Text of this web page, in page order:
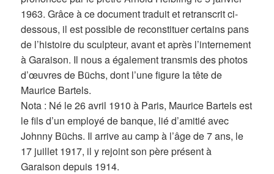
1963. Grâce à ce document traduit et retranscrit ci-
dessous, il est possible de reconstituer certains pans
de l’histoire du sculpteur, avant et après l’internement
à Garaison. Il nous a également transmis des photos
d’œuvres de Büchs, dont l’une figure la tête de
Maurice Bartels.
Nota : Né le 26 avril 1910 à Paris, Maurice Bartels est
le fils d’un employé de banque, lié d’amitié avec
Johnny Büchs. Il arrive au camp à l’âge de 7 ans, le
17 juillet 1917, il y rejoint son père présent à
Garaison depuis 1914.